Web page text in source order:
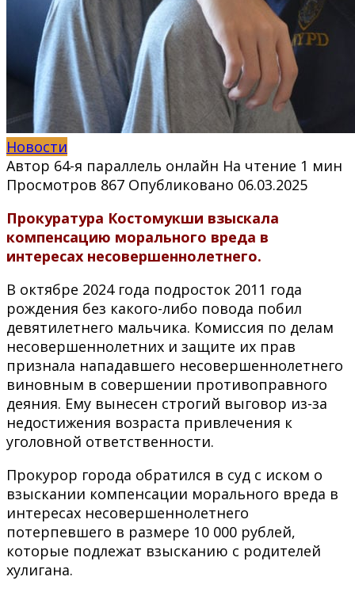
Новости
Автор 64-я параллель онлайн На чтение 1 мин
Просмотров 867 Опубликовано 06.03.2025
Прокуратура Костомукши взыскала
компенсацию морального вреда в
интересах несовершеннолетнего.
В октябре 2024 года подросток 2011 года
рождения без какого-либо повода побил
девятилетнего мальчика. Комиссия по делам
несовершеннолетних и защите их прав
признала нападавшего несовершеннолетнего
виновным в совершении противоправного
деяния. Ему вынесен строгий выговор из-за
недостижения возраста привлечения к
уголовной ответственности.
Прокурор города обратился в суд с иском о
взыскании компенсации морального вреда в
интересах несовершеннолетнего
потерпевшего в размере 10 000 рублей,
которые подлежат взысканию с родителей
хулигана.